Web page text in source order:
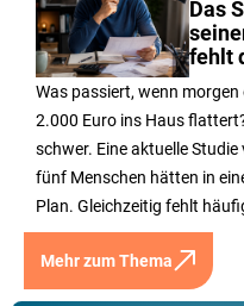
Das
fehlt
Was passiert, wenn
2.000 Euro ins Haus
schwer. Eine aktuelle
fünf Menschen hätten in
Plan. Gleichzeitig fehlt
Mehr zum Thema